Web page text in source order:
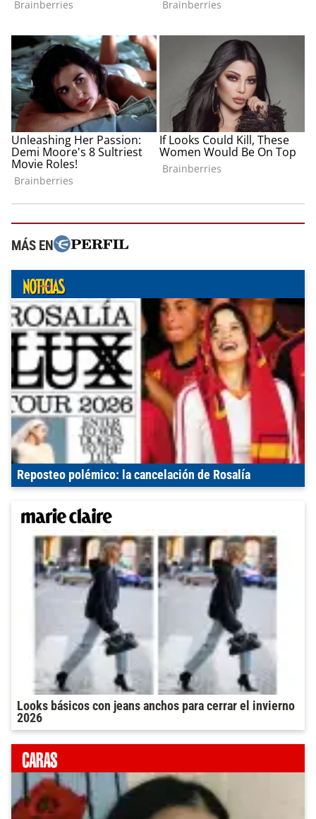
MÁS EN
Reposteo polémico: la cancelación de Rosalía
Looks básicos con jeans anchos para cerrar el invierno
2026